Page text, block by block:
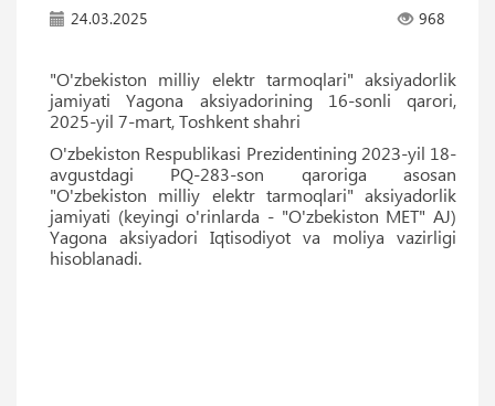
24.03.2025 968
"O'zbekiston milliy elektr tarmoqlari" aksiyadorlik
jamiyati Yagona aksiyadorining 16-sonli qarori,
2025-yil 7-mart, Toshkent shahri
O'zbekiston Respublikasi Prezidentining 202З-уil 18-
avgustdagi PQ-283-son qaroriga asosan
"O'zbekiston milliy elektr tarmoqlari" aksiyadorlik
jamiyati (keyingi o'rinlarda - "O'zbekiston МЕТ" AJ)
Yagona aksiyadori Iqtisodiyot va moliya vazirligi
hisoblanadi.